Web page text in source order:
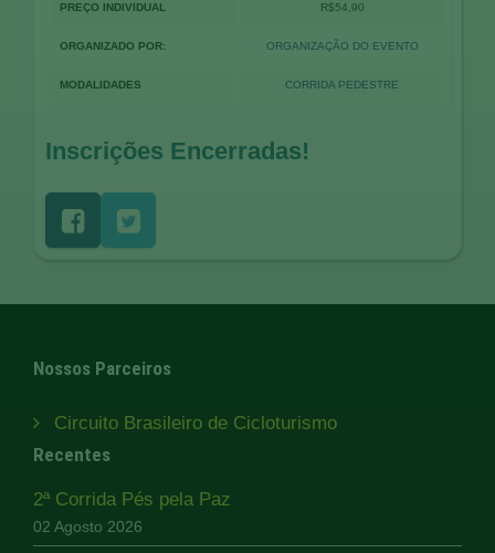
PREÇO INDIVIDUAL R$54,90
ORGANIZADO POR: ORGANIZAÇÃO DO EVENTO
MODALIDADES CORRIDA PEDESTRE
Inscrições Encerradas!
Nossos Parceiros
Circuito Brasileiro de Cicloturismo
Recentes
2ª Corrida Pés pela Paz
02 Agosto 2026